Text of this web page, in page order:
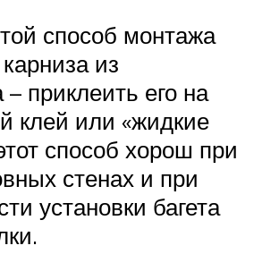
способ монтажа
из
– приклеить его на
клей или «жидкие
способ хорош при
стенах и при
установки багета